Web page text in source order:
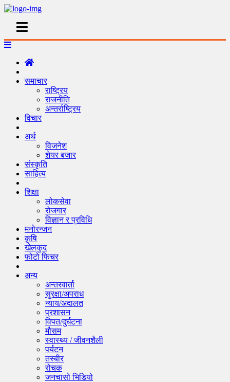
समाचार
राष्ट्रिय
राजनीति
अन्तर्राष्ट्रिय
विचार
अर्थ
विजनेश
शेयर बजार
संस्कृति
साहित्य
शिक्षा
लोकसेवा
रोजगार
विज्ञान र प्रविधि
मनोरन्जन
कृषि
खेलकुद
फोटो फिचर
अन्य
अन्तरवार्ता
सुरक्षा/अपराध
न्याय/अदालत
प्रशासन
विपत/दुर्घटना
मौसम
स्वास्थ्य / जीवनशैली
पर्यटन
तस्बीर
रोचक
जनचासो भिडियो